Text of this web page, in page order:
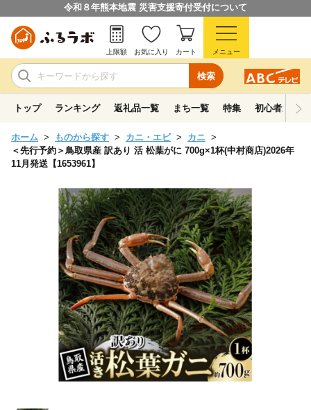
令和８年熊本地震 災害支援寄付受付について
検索
上限額 お気に入り カート メニュー
トップ ランキング 返礼品一覧 まち一覧 特集 初心者ガイド
ホーム ものから探す カニ・エビ
カニ
＜先行予約＞鳥取県産 訳あり 活 松葉がに 700g×1杯(中村商店)2026年
11月発送【1653961】